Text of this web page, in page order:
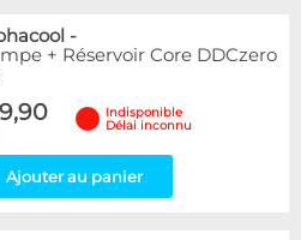
-
+ Réservoir Core DDCzero
Indisponible
Délai inconnu
Ajouter au panier